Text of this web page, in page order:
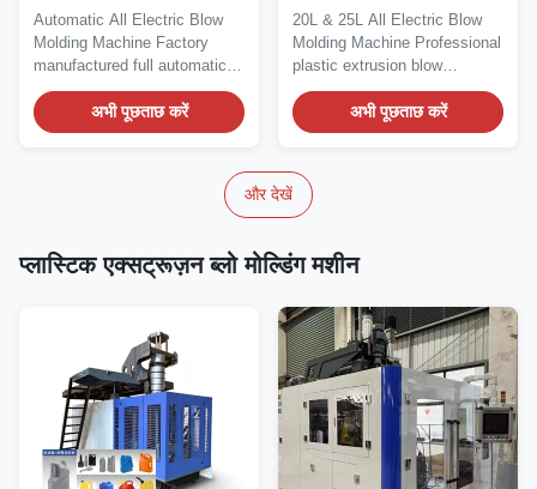
एक्सट्रूज़न ब्लो मोल्डिंग उपकरण
Automatic All Electric Blow
Molding Machine Factory
manufactured full automatic
extrusion blow...
अभी पूछताछ करें
प्लास्टिक एक्सट्रूज़न ब्लो
मोल्डिंग मशीन
20L & 25L All Electric Blow
Molding Machine Professional
plastic extrusion blow
molding...
अभी पूछताछ करें
और देखें
प्लास्टिक एक्सट्रूज़न ब्लो मोल्डिंग मशीन